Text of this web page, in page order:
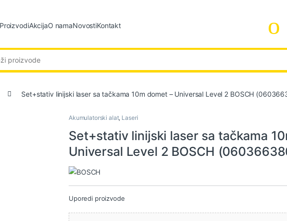
ProizvodiAkcijaO namaNovostiKontakt
Set+stativ linijski laser sa tačkama 10m domet – Universal Level 2 BOSCH
Akumulatorski alat, Laseri
Set+stativ linijski laser sa tačkama
Universal Level 2 BOSCH
Uporedi proizvode